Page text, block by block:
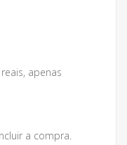
apenas
a compra.